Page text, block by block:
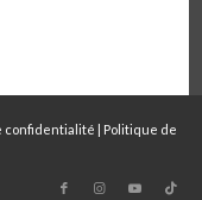
confidentialité
Politique de